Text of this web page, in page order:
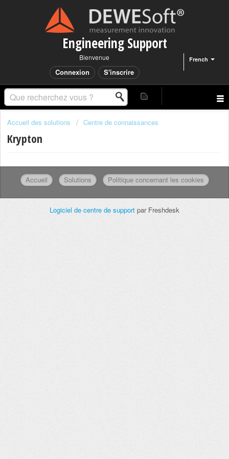
Engineering Support
French
Bienvenue
Connexion S'inscrire
Accueil des solutions Centre de connaissances
Krypton
Accueil Solutions Politique concernant les cookies
Logiciel de centre de support par Freshdesk